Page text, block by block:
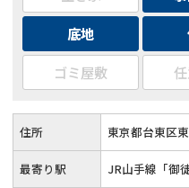
底地
ゴミ屋敷
住所 東京都台東区
最寄り駅 JR山手線「御